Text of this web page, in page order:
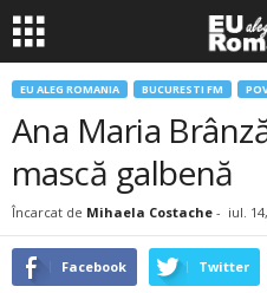
EU ALEG ROMANIA BUCURESTI FM
Ana Maria
mască galbenă
Încarcat de Mihaela Costache - iul.
Facebook Twitter